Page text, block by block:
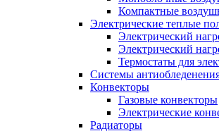
Компактные
Электрические теплые
Электрический
Электрический
Термостаты для
Системы
Конвекторы
Газовые конвекторы
Электрические
Радиаторы